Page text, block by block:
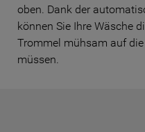
oben. Dank der
können Sie Ihre Wäsche
Trommel mühsam auf
müssen.